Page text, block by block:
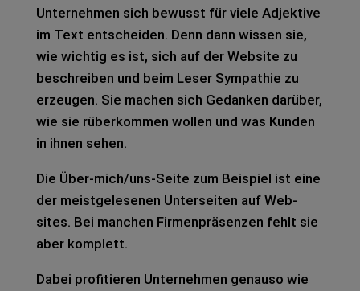
Unter­neh­men sich bewusst für viele Adjek­ti­ve
im Text ent­schei­den. Denn dann wis­sen sie,
wie wich­tig es ist, sich auf der Web­site zu
beschrei­ben und beim Leser Sym­pa­thie zu
erzeu­gen. Sie machen sich Gedan­ken dar­über,
wie sie rüber­kom­men wol­len und was Kun­den
in ihnen sehen.
Die Über-mich/uns-Seite zum Bei­spiel ist eine
der meist­ge­le­se­nen Unter­sei­ten auf Web­
sites. Bei man­chen Fir­men­prä­sen­zen fehlt sie
aber kom­plett.
Dabei pro­fi­tie­ren Unter­neh­men genau­so wie